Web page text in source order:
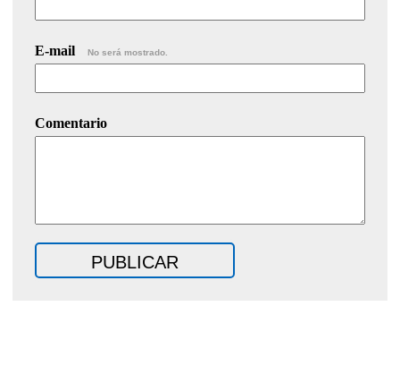
E-mail No será mostrado.
Comentario